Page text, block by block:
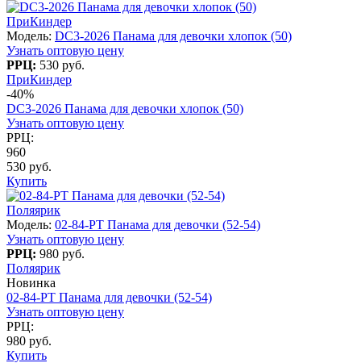
ПриКиндер
Модель: DC3-2026 Панама для девочки хлопок (50)
Узнать оптовую цену
РРЦ: 530 руб.
ПриКиндер
-40%
DC3-2026 Панама для девочки хлопок (50)
Узнать оптовую цену
РРЦ:
960
530 руб.
Купить
Поляярик
Модель: 02-84-PT Панама для девочки (52-54)
Узнать оптовую цену
РРЦ: 980 руб.
Поляярик
Новинка
02-84-PT Панама для девочки (52-54)
Узнать оптовую цену
РРЦ:
980 руб.
Купить